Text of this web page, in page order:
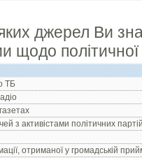
джерел Ви
щодо
ТБ
з активістами політичних партій
отриманої у громадській